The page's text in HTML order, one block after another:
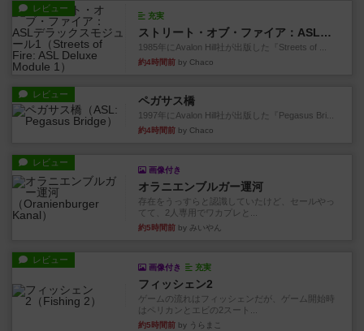
レビュー
充実
ストリート・オブ・ファイア：ASLデラックスモジュール1
1985年にAvalon Hill社が出版した『Streets of ...
約4時間前 by Chaco
レビュー ペガサス橋
1997年にAvalon Hill社が出版した『Pegasus Bri...
約4時間前 by Chaco
レビュー
画像付き
オラニエンブルガー運河
存在をうっすらと認識していたけど、セールやっ
てて、2人専用でワカプレと...
約5時間前 by みいやん
レビュー
画像付き 充実
フィッシェン2
ゲームの流れはフィッシェンだが、ゲーム開始時
はペリカンとエビの2スート...
約5時間前 by うらまこ